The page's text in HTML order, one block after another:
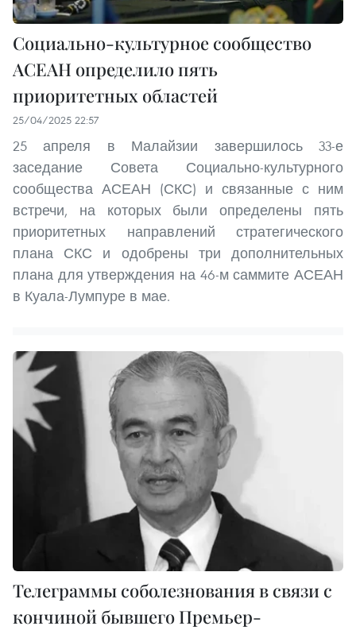
Социально-культурное сообщество
АСЕАН определило пять
приоритетных областей
25/04/2025 22:57
25 апреля в Малайзии завершилось 33-е
заседание Совета Социально-культурного
сообщества АСЕАН (СКС) и связанные с ним
встречи, на которых были определены пять
приоритетных направлений стратегического
плана СКС и одобрены три дополнительных
плана для утверждения на 46-м саммите АСЕАН
в Куала-Лумпуре в мае.
Телеграммы соболезнования в связи с
кончиной бывшего Премьер-